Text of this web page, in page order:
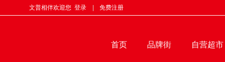
文普相伴欢迎您 登录 免费注册
首页 品牌街 自营超市